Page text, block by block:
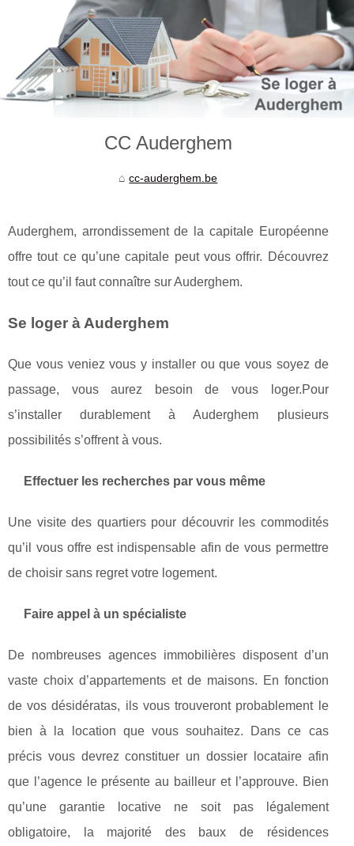
CC Auderghem
cc-auderghem.be
Auderghem, arrondissement de la capitale Européenne
offre tout ce qu’une capitale peut vous offrir. Découvrez
tout ce qu’il faut connaître sur Auderghem.
Se loger à Auderghem
Que vous veniez vous y installer ou que vous soyez de
passage, vous aurez besoin de vous loger.Pour
s’installer durablement à Auderghem plusieurs
possibilités s’offrent à vous.
Effectuer les recherches par vous même
Une visite des quartiers pour découvrir les commodités
qu’il vous offre est indispensable afin de vous permettre
de choisir sans regret votre logement.
Faire appel à un spécialiste
De nombreuses agences immobilières disposent d’un
vaste choix d’appartements et de maisons. En fonction
de vos désidératas, ils vous trouveront probablement le
bien à la location que vous souhaitez. Dans ce cas
précis vous devrez constituer un dossier locataire afin
que l’agence le présente au bailleur et l’approuve. Bien
qu’une garantie locative ne soit pas légalement
obligatoire, la majorité des baux de résidences